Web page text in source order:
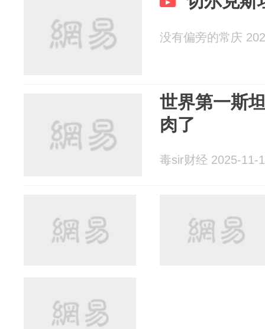
没有偏旁的常庆
世界第一斯
肉了
毒sir财经 2025-11-